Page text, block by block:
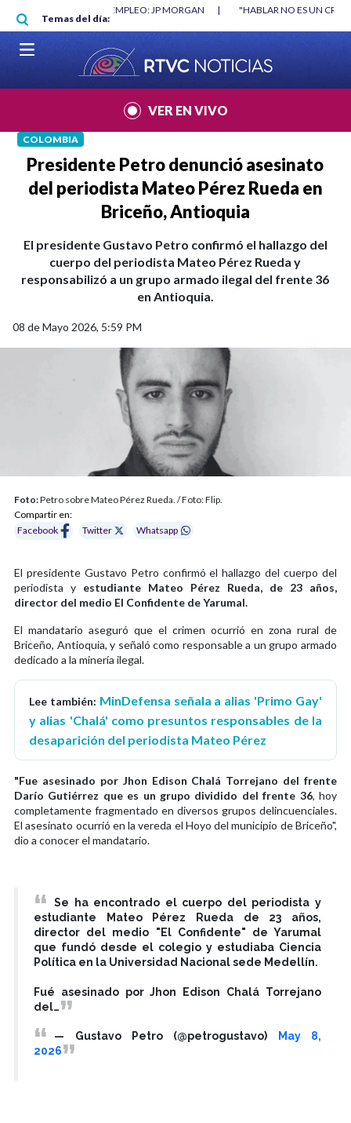
Pasar al contenido principal
Temas del día:
"HABLAR NO ES UN CRIMEN": CARTA DE BETO CORAL |
VER EN VIVO
COLOMBIA
Presidente Petro denunció asesinato
del periodista Mateo Pérez Rueda en
Briceño, Antioquia
El presidente Gustavo Petro confirmó el hallazgo del
cuerpo del periodista Mateo Pérez Rueda y
responsabilizó a un grupo armado ilegal del frente 36
en Antioquia.
08 de Mayo 2026, 5:59 PM
Foto:Petro sobre Mateo Pérez Rueda. / Foto: Flip.
Compartir en:
Facebook
Twitter Whatsapp
El presidente Gustavo Petro confirmó el hallazgo del cuerpo del
periodista y estudiante Mateo Pérez Rueda, de 23 años,
director del medio El Confidente de Yarumal.
El mandatario aseguró que el crimen ocurrió en zona rural de
Briceño, Antioquia, y señaló como responsable a un grupo armado
dedicado a la minería ilegal.
Lee también: MinDefensa señala a alias 'Primo Gay'
y alias 'Chalá' como presuntos responsables de la
desaparición del periodista Mateo Pérez
"Fue asesinado por Jhon Edison Chalá Torrejano del frente
Darío Gutiérrez que es un grupo dividido del frente 36, hoy
completamente fragmentado en diversos grupos delincuenciales.
El asesinato ocurrió en la vereda el Hoyo del municipio de Briceño",
dio a conocer el mandatario.
Se ha encontrado el cuerpo del periodista y
estudiante Mateo Pérez Rueda de 23 años,
director del medio "El Confidente" de Yarumal
que fundó desde el colegio y estudiaba Ciencia
Política en la Universidad Nacional sede Medellín.
Fué asesinado por Jhon Edison Chalá Torrejano
del…
— Gustavo Petro (@petrogustavo)
May 8,
2026